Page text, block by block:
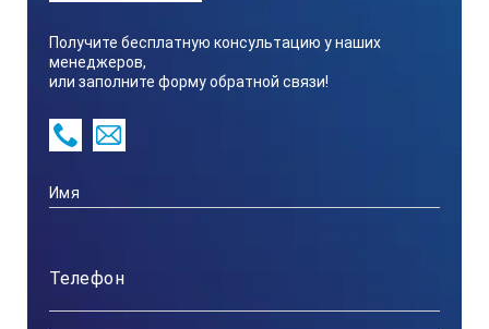
Диапазон шкалы
Цена деления шкалы
Погрешность измерения
А
Получите бесплатную консультацию у наших
менеджеров,
или заполните форму обратной связи!